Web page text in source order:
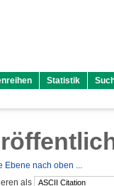
Statistik
Ebene nach oben ...
als